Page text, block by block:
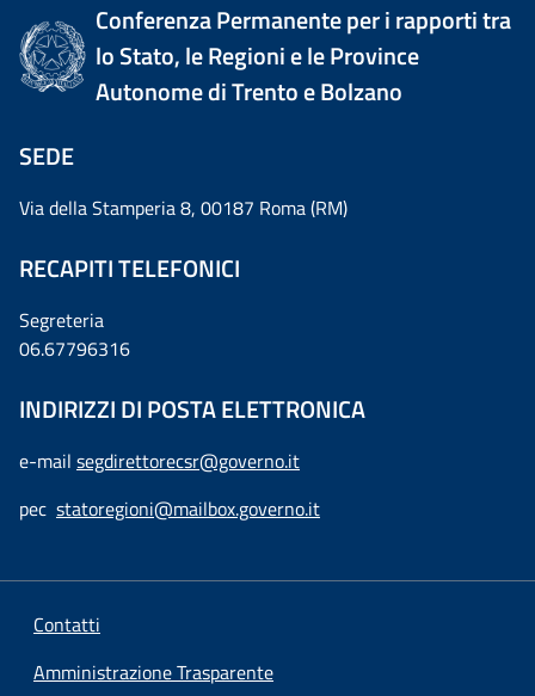
Conferenza Permanente per i rapporti tra
lo Stato, le Regioni e le Province
Autonome di Trento e Bolzano
SEDE
Via della Stamperia 8, 00187 Roma (RM)
RECAPITI TELEFONICI
Segreteria
06.67796316
INDIRIZZI DI POSTA ELETTRONICA
e-mail segdirettorecsr@governo.it
pec statoregioni@mailbox.governo.it
Contatti
Amministrazione Trasparente